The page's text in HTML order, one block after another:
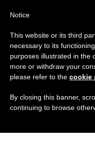
Notice
This website or its third
necessary to its
purposes illustrated in the
more or withdraw your
please refer to the cookie
By closing this banner,
continuing to browse